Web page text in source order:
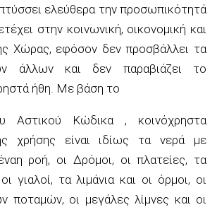
ελεύθερα την προσωπικότητά
στην κοινωνική, οικονομική και
Xώρας, εφόσον δεν προσβάλλει τα
άλλων και δεν παραβιάζει το
ήθη. Με βάση το
Αστικού Κώδικα , κοινόχρηστα
χρήσης είναι ιδίως τα νερά με
ροή, οι Δρόμοι, οι πλατείες, τα
γιαλοί, τα λιμάνια και οι όρμοι, οι
ποταμών, οι μεγάλες λίμνες και οι